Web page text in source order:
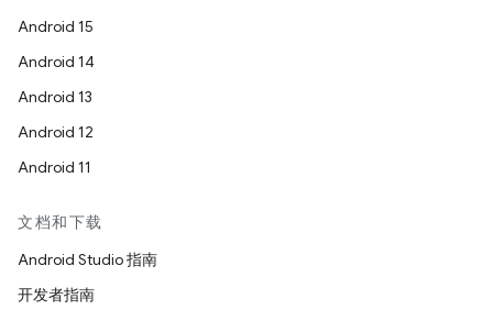
Android 15
Android 14
Android 13
Android 12
Android 11
文档和下载
Android Studio 指南
开发者指南